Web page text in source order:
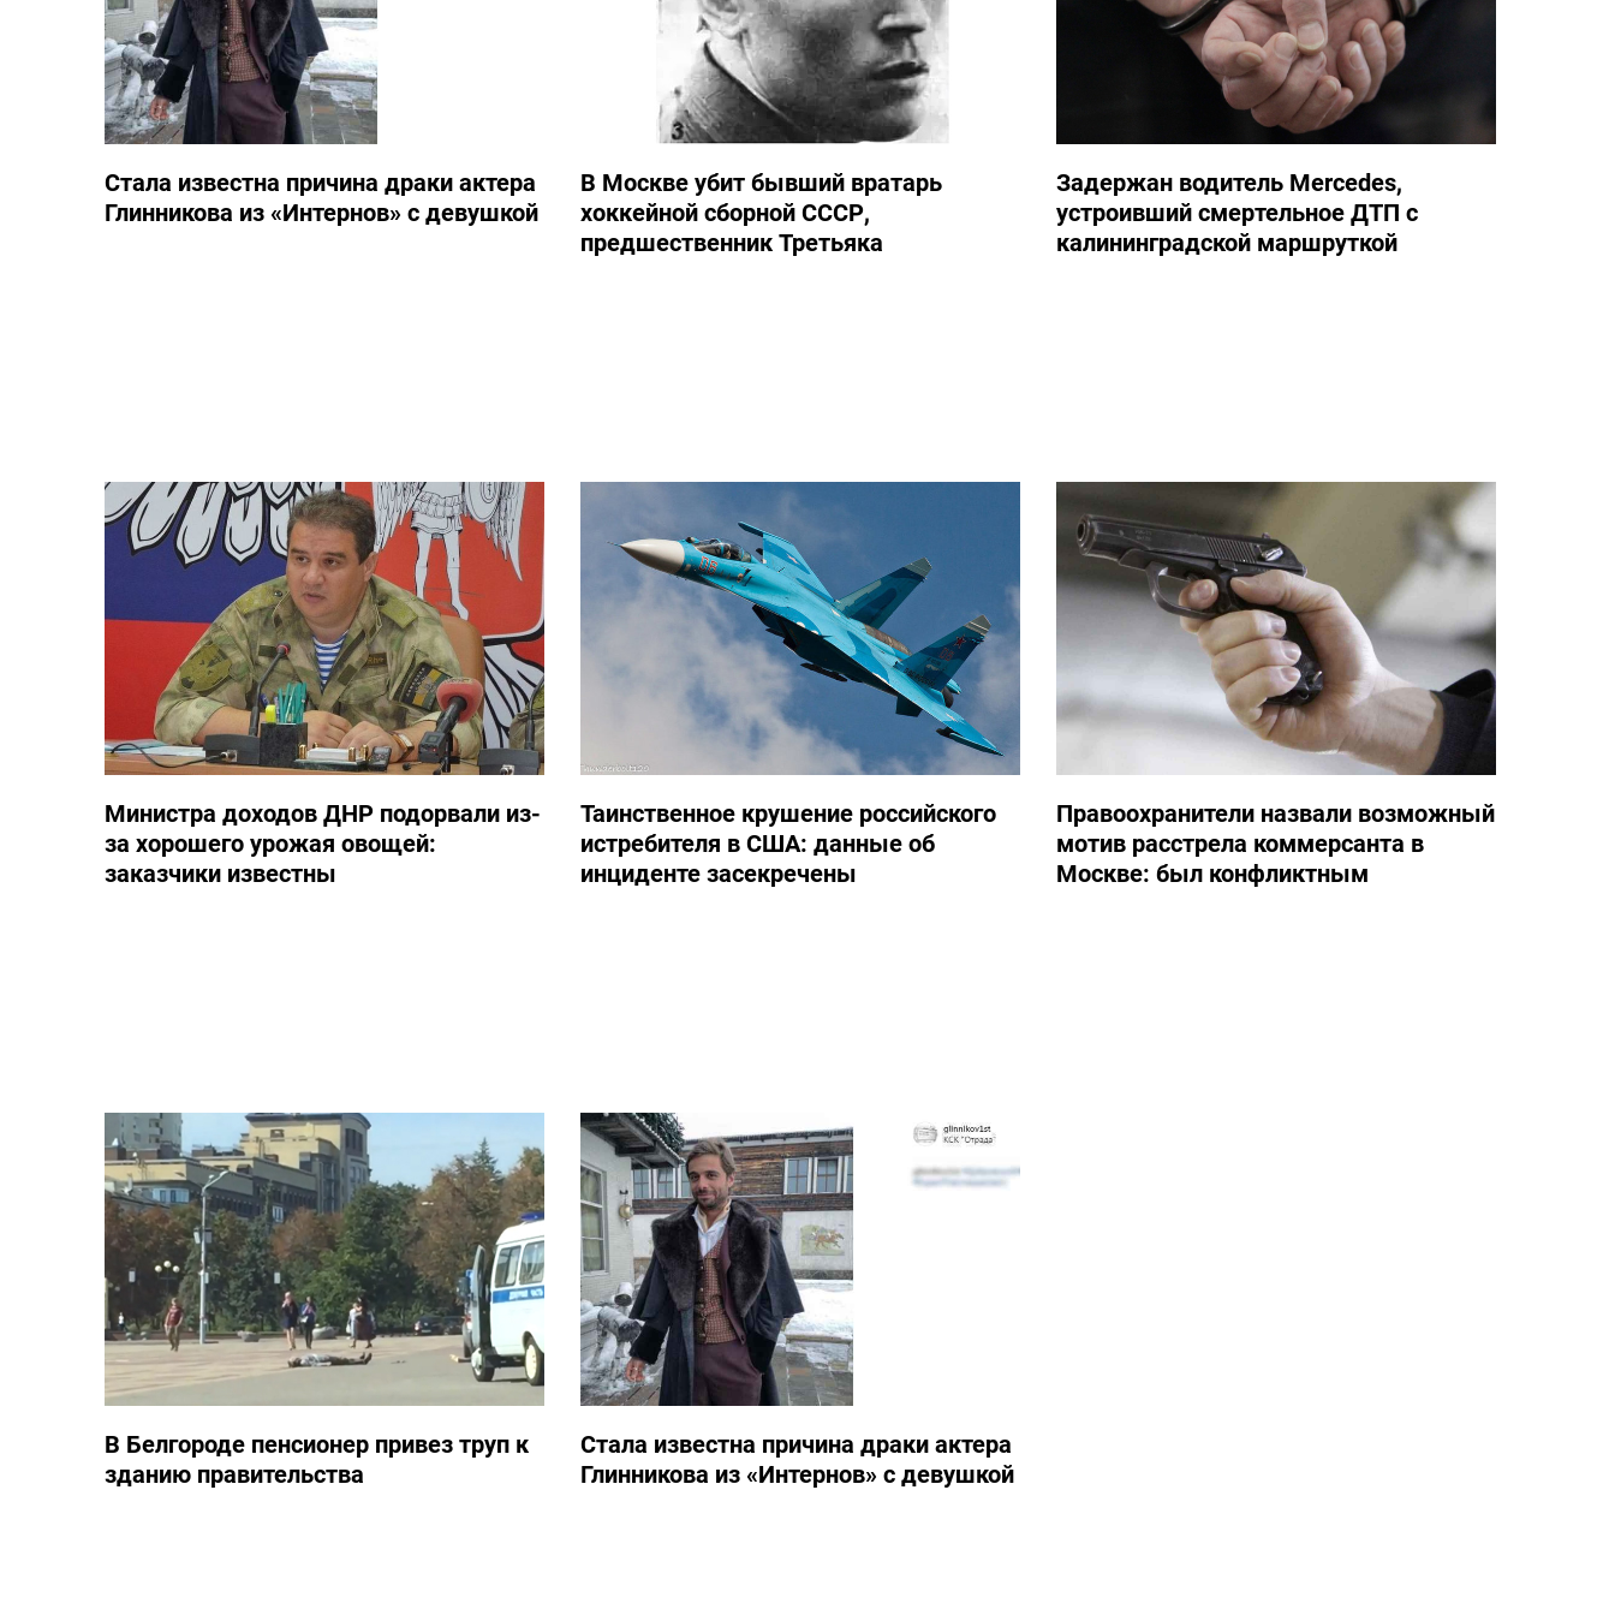
Стала известна причина драки актера
Глинникова из «Интернов» с девушкой
В Москве убит бывший вратарь
хоккейной сборной СССР,
предшественник Третьяка
Задержан водитель Mercedes,
устроивший смертельное ДТП с
калининградской маршруткой
Министра доходов ДНР подорвали из-
за хорошего урожая овощей:
заказчики известны
Таинственное крушение российского
истребителя в США: данные об
инциденте засекречены
Правоохранители назвали возможный
мотив расстрела коммерсанта в
Москве: был конфликтным
В Белгороде пенсионер привез труп к
зданию правительства
Стала известна причина драки актера
Глинникова из «Интернов» с девушкой